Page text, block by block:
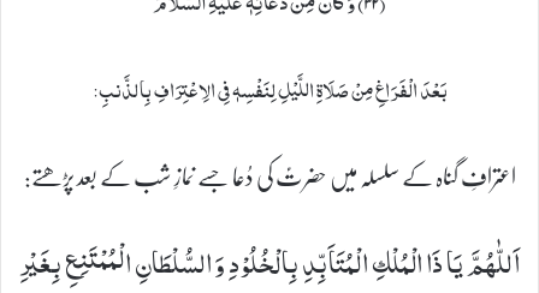
بَعْدَ الْفَرَاغِ مِنْ صَلَاةِ اللَّیْلِ لِنَفْسِهٖ فِی الِاعْتِرَافِ بِالذَّنبِ:
اعترافِ گناہ کے سلسلہ میں حضرتؑ کی دُعا جسے نمازِ شب کے بعد پڑھتے:
اَللّٰهُمَّ یَا ذَا الْمُلْكِ الْمُتَاَبِّدِ بِالْخُلُوْدِ وَ السُّلْطَانِ الْمُمْتَنِعِ بِغَیْرِ